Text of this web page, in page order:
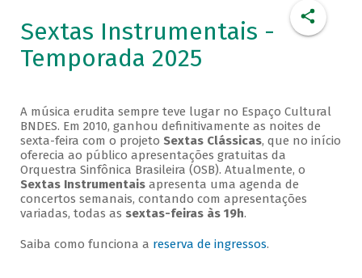
Sextas Instrumentais -
Temporada 2025
A música erudita sempre teve lugar no Espaço Cultural
BNDES. Em 2010, ganhou definitivamente as noites de
sexta-feira com o projeto Sextas Clássicas, que no início
oferecia ao público apresentações gratuitas da
Orquestra Sinfônica Brasileira (OSB). Atualmente, o
Sextas Instrumentaisapresenta uma agenda de
concertos semanais, contando com apresentações
variadas, todas as sextas-feiras às 19h.
Saiba como funciona a reserva de ingressos.